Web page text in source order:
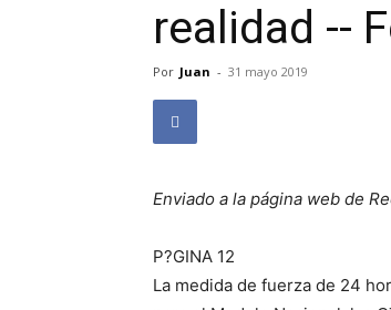
realidad --
Por Juan - 31 mayo 2019
Enviado a la página web de
P?GINA 12
La medida de fuerza de 24